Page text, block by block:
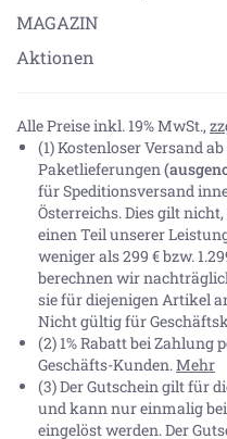
MAGAZIN
Aktionen
Alle Preise inkl. 19% MwSt.,
(1) Kostenloser Versand
Paketlieferungen
für Speditionsversand
Österreichs. Dies gilt
einen Teil unserer
weniger als 299 € bzw.
berechnen wir
sie für diejenigen Artikel
Nicht gültig für
(2) 1% Rabatt bei
Geschäfts-Kunden.Mehr
(3) Der Gutschein gilt für
und kann nur einmalig
eingelöst werden. Der